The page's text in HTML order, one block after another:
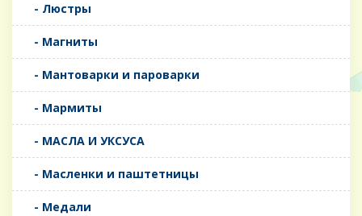
- Люстры
- Магниты
- Мантоварки и пароварки
- Мармиты
- МАСЛА И УКСУСА
- Масленки и паштетницы
- Медали